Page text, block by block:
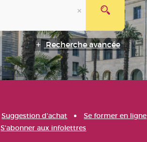
Recherche avancée
Suggestion d'achat
Se former en ligne
S'abonner aux infolettres